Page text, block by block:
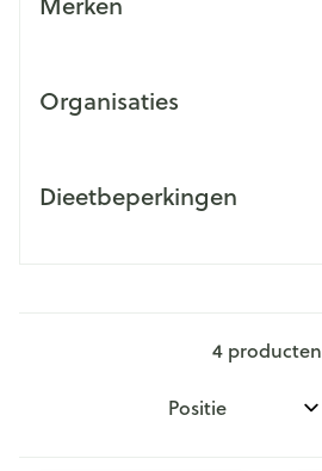
Organisaties
Dieetbeperkingen
4 producten
Sorteer op: